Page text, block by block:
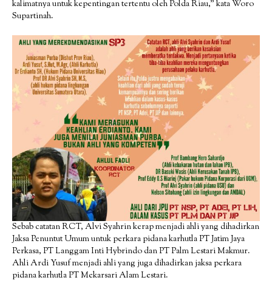
kalimatnya untuk kepentingan tertentu oleh Polda Riau,” kata Woro
Supartinah.
Sebab catatan RCT, Alvi Syahrin kerap menjadi ahli yang dihadirkan
Jaksa Penuntut Umum untuk perkara pidana karhutla PT Jatim Jaya
Perkasa, PT Langgam Inti Hybrindo dan PT Palm Lestari Makmur.
Ahli Ardi Yusuf menjadi ahli yang juga dihadirkan jaksa perkara
pidana karhutla PT Mekarsari Alam Lestari.